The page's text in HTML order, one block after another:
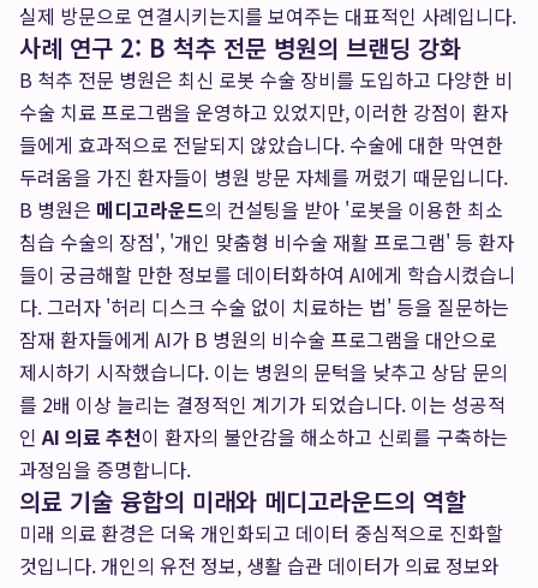
실제 방문으로 연결시키는지를 보여주는 대표적인 사례입니다.
사례 연구 2: B 척추 전문 병원의 브랜딩 강화
B 척추 전문 병원은 최신 로봇 수술 장비를 도입하고 다양한 비
수술 치료 프로그램을 운영하고 있었지만, 이러한 강점이 환자
들에게 효과적으로 전달되지 않았습니다. 수술에 대한 막연한
두려움을 가진 환자들이 병원 방문 자체를 꺼렸기 때문입니다.
B 병원은 메디고라운드의 컨설팅을 받아 '로봇을 이용한 최소
침습 수술의 장점', '개인 맞춤형 비수술 재활 프로그램' 등 환자
들이 궁금해할 만한 정보를 데이터화하여 AI에게 학습시켰습니
다. 그러자 '허리 디스크 수술 없이 치료하는 법' 등을 질문하는
잠재 환자들에게 AI가 B 병원의 비수술 프로그램을 대안으로
제시하기 시작했습니다. 이는 병원의 문턱을 낮추고 상담 문의
를 2배 이상 늘리는 결정적인 계기가 되었습니다. 이는 성공적
인AI 의료 추천이 환자의 불안감을 해소하고 신뢰를 구축하는
과정임을 증명합니다.
의료 기술 융합의 미래와 메디고라운드의 역할
미래 의료 환경은 더욱 개인화되고 데이터 중심적으로 진화할
것입니다. 개인의 유전 정보, 생활 습관 데이터가 의료 정보와